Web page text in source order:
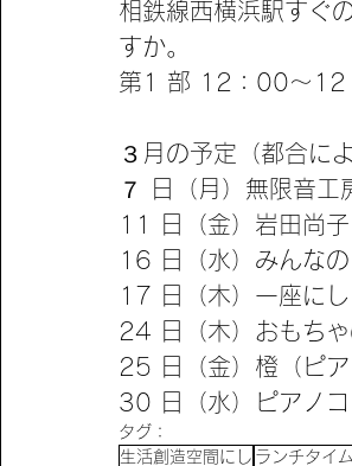
相鉄線西横浜駅すぐ
すか。
第1 部 12：00～
３月の予定（都合に
７ 日（月）無限音工
11 日（金）岩田尚子
16 日（水）みんな
17 日（木）一座にし
24 日（木）おもちゃ
25 日（金）橙（ピア
30 日（水）ピアノ
タグ：
生活創造空間にし ランチタイ